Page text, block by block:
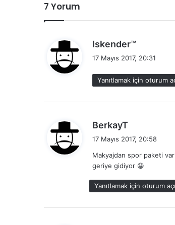
7 Yorum
Iskender™
e
i
k
i
17 Mayıs 2017, 20:31
Yanıtlamak için oturum
BerkayT
e
i
k
i
:
17 Mayıs 2017, 20:58
Makyajdan spor paketi
geriye gidiyor 😀
Yanıtlamak için oturum